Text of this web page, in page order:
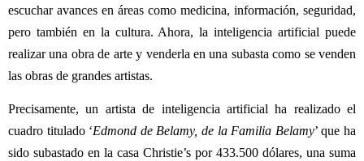
escuchar avances en áreas como medicina, información, seguridad,
pero también en la cultura. Ahora, la inteligencia artificial puede
realizar una obra de arte y venderla en una subasta como se venden
las obras de grandes artistas.
Precisamente, un artista de inteligencia artificial ha realizado el
cuadro titulado ‘Edmond de Belamy, de la Familia Belamy’ que ha
sido subastado en la casa Christie’s por 433.500 dólares, una suma